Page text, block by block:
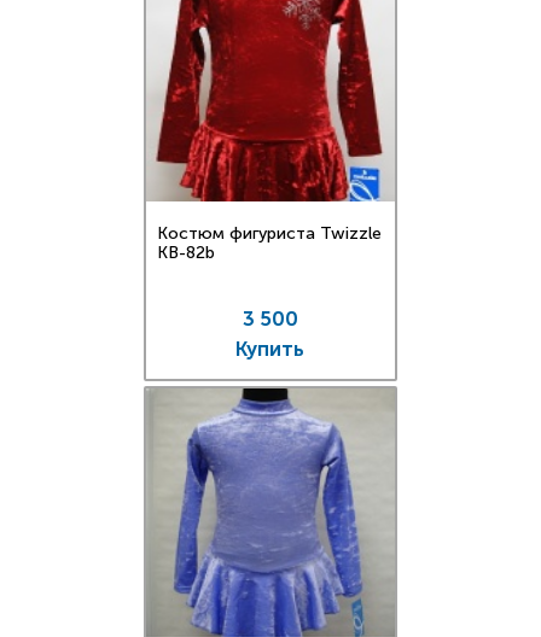
Костюм фигуриста Twizzle
KB-82b
3 500
Купить